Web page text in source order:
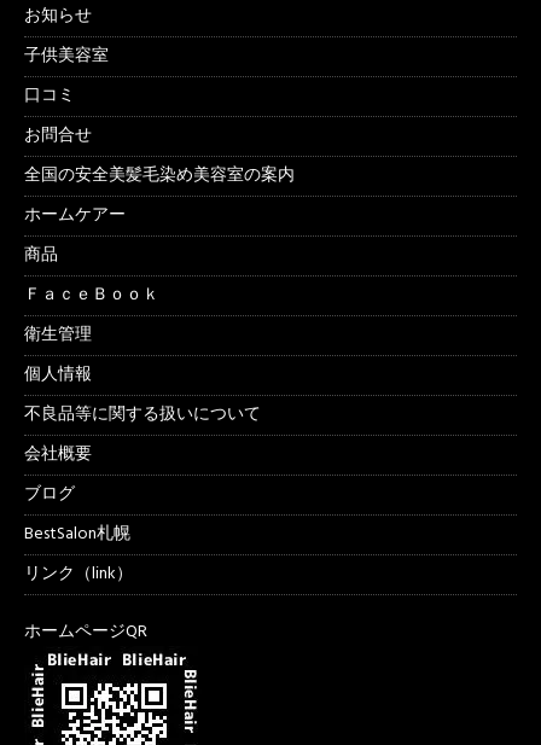
お知らせ
子供美容室
口コミ
お問合せ
全国の安全美髪毛染め美容室の案内
ホームケアー
商品
ＦａｃｅＢｏｏｋ
衛生管理
個人情報
不良品等に関する扱いについて
会社概要
ブログ
BestSalon札幌
リンク（link）
ホームページQR